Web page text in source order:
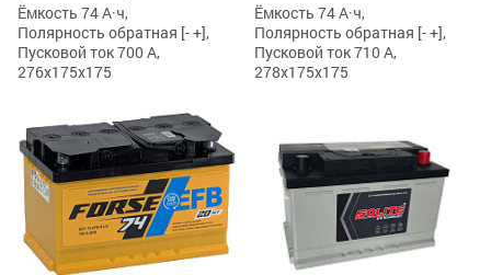
Ёмкость 74 А·ч,
Полярность обратная [- +],
Пусковой ток 700 А,
276x175x175
Ёмкость 74 А·ч,
Полярность обратная [- +],
Пусковой ток 710 А,
278x175x175